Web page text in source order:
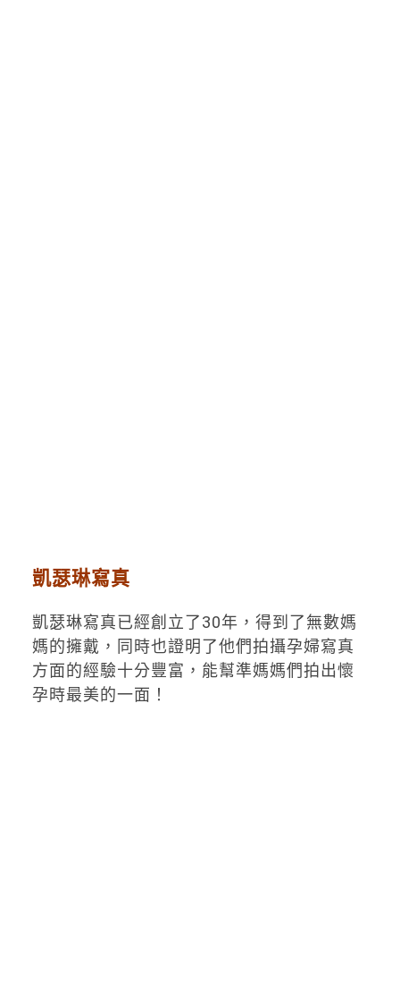
凱瑟琳寫真
凱瑟琳寫真已經創立了30年，得到了無數媽
媽的擁戴，同時也證明了他們拍攝孕婦寫真
方面的經驗十分豐富，能幫準媽媽們拍出懷
孕時最美的一面！